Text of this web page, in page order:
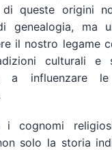
di queste origini
genealogia, ma
il nostro legame
culturali e
a influenzare le
i cognomi
solo la storia